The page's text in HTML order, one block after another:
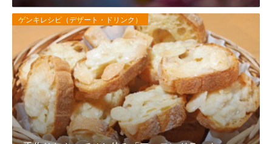
ゲンキレシピ（デザート・ドリンク）